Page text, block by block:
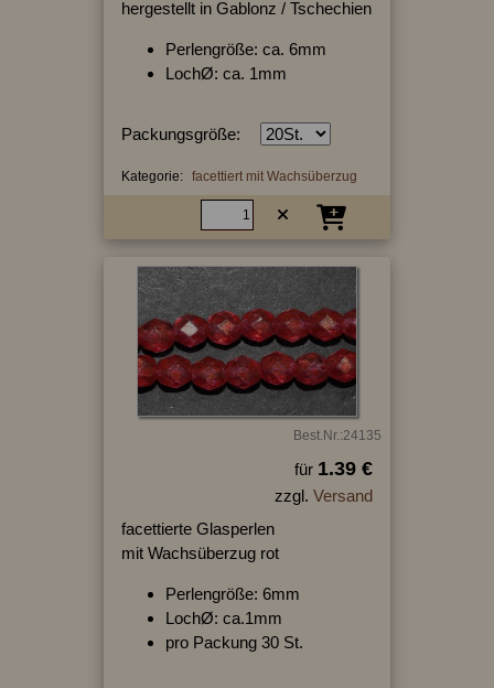
hergestellt in Gablonz / Tschechien
Perlengröße: ca. 6mm
LochØ: ca. 1mm
Packungsgröße:
Kategorie: facettiert mit Wachsüberzug
Best.Nr.:24135
für 1.39 €
zzgl. Versand
facettierte Glasperlen
mit Wachsüberzug rot
Perlengröße: 6mm
LochØ: ca.1mm
pro Packung 30 St.